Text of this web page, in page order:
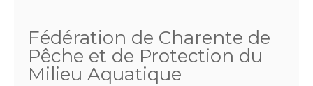
Fédération de Charente de
Pêche et de Protection du
Milieu Aquatique